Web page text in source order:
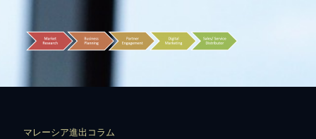
マレーシア進出コラム